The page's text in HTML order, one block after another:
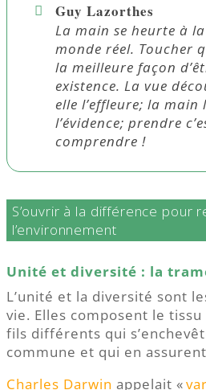
Guy Lazorthes
La main se heurte à
monde réel. Toucher
la meilleure façon
existence. La vue
elle l’effleure; la
l’évidence; prendre
comprendre !
S’ouvrir à la différence pour
l’environnement
Unité et diversité : la
L’unité et la diversité sont
vie. Elles composent le
fils différents qui
commune et qui en
Charles Darwin appelait «